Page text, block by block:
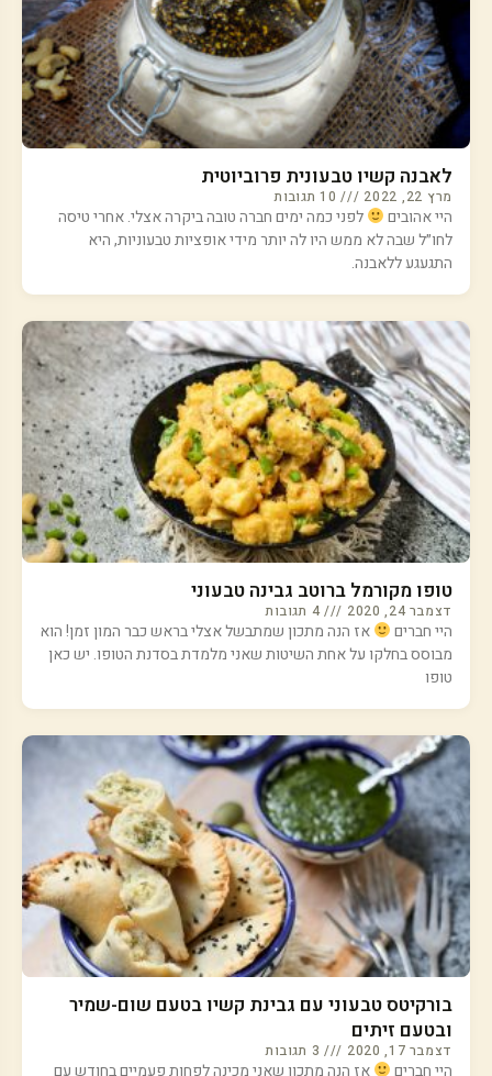
לאבנה קשיו טבעונית פרוביוטית
מרץ 22, 2022 10 תגובות
היי אהובים
לפני כמה ימים חברה טובה ביקרה אצלי. אחרי טיסה
לחו״ל שבה לא ממש היו לה יותר מידי אופציות טבעוניות, היא
התגעגע ללאבנה.
טופו מקורמל ברוטב גבינה טבעוני
דצמבר 24, 2020
היי חברים
אז הנה מתכון שמתבשל אצלי בראש כבר המון זמן! הוא
מבוסס בחלקו על אחת השיטות שאני מלמדת בסדנת הטופו. יש כאן
טופו
בורקיטס טבעוני עם גבינת קשיו בטעם שום-שמיר
ובטעם זיתים
דצמבר 17, 2020
היי חברים אז הנה מתכון שאני מכינה לפחות פעמיים בחודש עם